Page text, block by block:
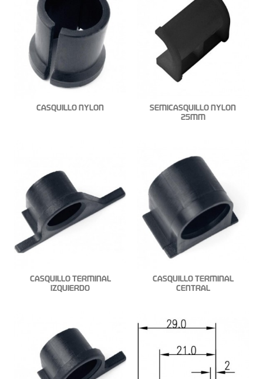
CASQUILLO NYLON
SEMICASQUILLO NYLON
25MM
CASQUILLO TERMINAL
IZQUIERDO
CASQUILLO TERMINAL
CENTRAL